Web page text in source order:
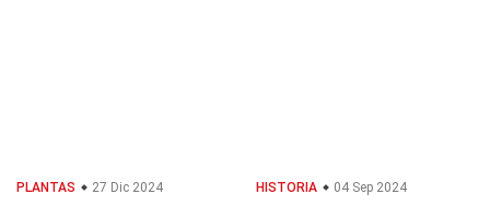
PLANTAS 27 Dic 2024 HISTORIA 04 Sep 2024